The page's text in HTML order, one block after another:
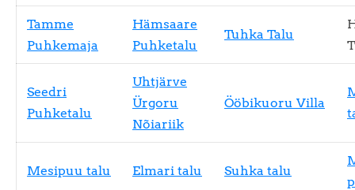
Tamme
Puhkemaja
Hämsaare
Puhketalu
Tuhka Talu
Seedri
Puhketalu
Uhtjärve
Ürgoru
Nõiariik
Ööbikuoru Villa
Mesipuu talu Elmari talu Suhka talu